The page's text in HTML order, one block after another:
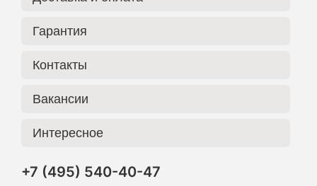
Гарантия
Контакты
Вакансии
Интересное
+7 (495) 540-40-47